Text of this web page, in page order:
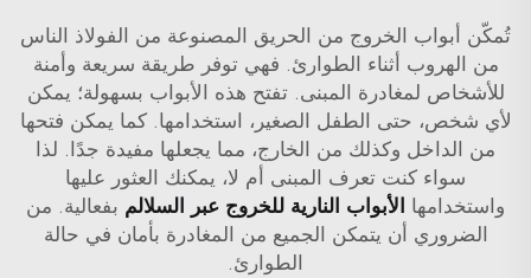
تُمكّن أبواب الخروج من الحريق المصنوعة من الفولاذ الناس
من الهروب أثناء الطوارئ. فهي توفر طريقة سريعة وأمنة
للأشخاص لمغادرة المبنى. تفتح هذه الأبواب بسهولة؛ يمكن
لأي شخص، حتى الطفل الصغير، استخدامها. كما يمكن فتحها
من الداخل وكذلك من الخارج، مما يجعلها مفيدة جدًا. لذا
سواء كنت تعرف المبنى أم لا، يمكنك العثور عليها
واستخدامها الأبواب النارية للخروج عبر السلالم بفعالية. من
الضروري أن يتمكن الجميع من المغادرة بأمان في حالة
الطوارئ.